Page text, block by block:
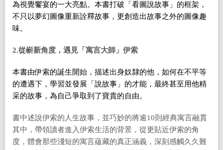
為視覺饗宴的一大亮點。本書打破「看圖說故事」的框架，
不只以夢幻圖像重新詮釋故事，更創造出故事之外的圖像趣
味。
2.從嶄新角度，遇見「寓言大師」伊索
本書由伊索的誕生開始，描述出身奴隸的他，如何在不平等
的遭遇下，學習並發展「說故事」的才能，最終甚至用他精
采的故事，為自己爭取到了寶貴的自由。
書中述說伊索的人生故事，並巧妙的將逾10則經典寓言融貫
其中，帶領讀者進入伊索生活的背景，從更貼近伊索的角
度，體會那些淺短的寓言蘊藏的真正涵義，深刻感觸久久難